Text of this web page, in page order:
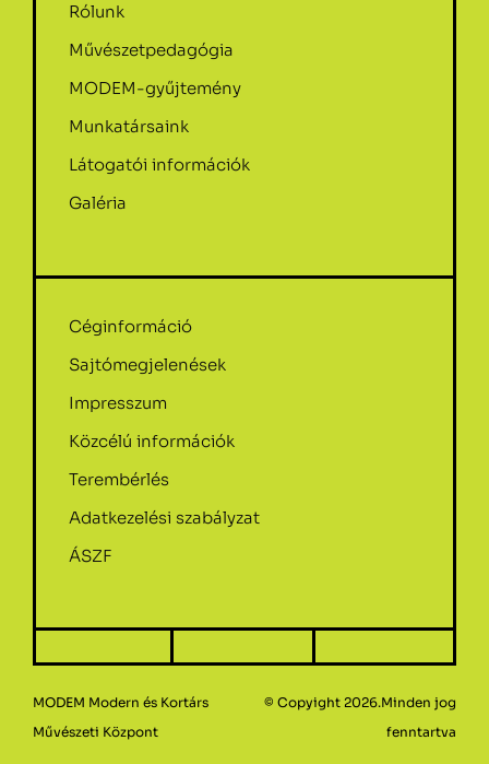
Rólunk
Művészetpedagógia
MODEM-gyűjtemény
Munkatársaink
Látogatói információk
Galéria
Céginformáció
Sajtómegjelenések
Impresszum
Közcélú információk
Terembérlés
Adatkezelési szabályzat
ÁSZF
MODEM Modern és Kortárs
Művészeti Központ
© Copyight 2026.Minden jog
fenntartva